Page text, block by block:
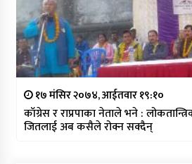
१७ मंसिर २०७४, आईतवार १९:१०
काँग्रेस र राप्रपाका नेताले भने :
जितलाई अब कसैले रोक्न सक्दैन्